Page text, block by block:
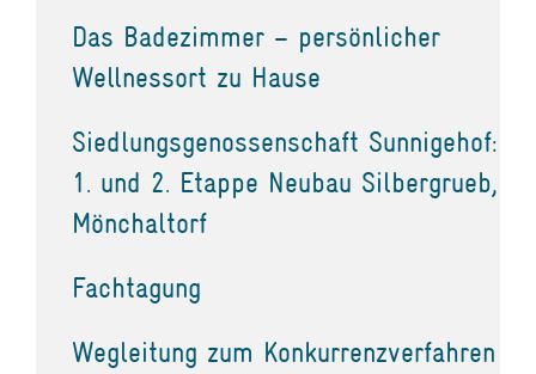
Das Badezimmer – persönlicher
Wellnessort zu Hause
Siedlungsgenossenschaft Sunnigehof:
1. und 2. Etappe Neubau Silbergrueb,
Mönchaltorf
Fachtagung
Wegleitung zum Konkurrenzverfahren